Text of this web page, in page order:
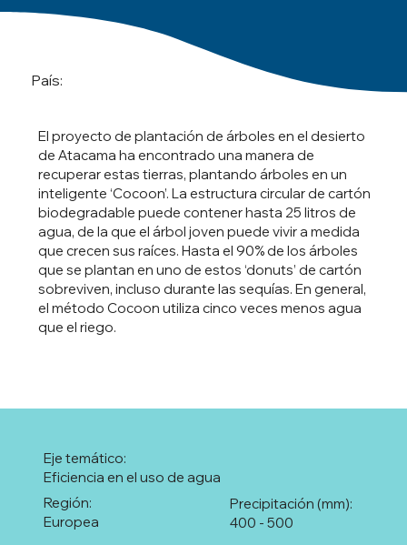
País:
El proyecto de plantación de árboles en el desierto
de Atacama ha encontrado una manera de
recuperar estas tierras, plantando árboles en un
inteligente ‘Cocoon’. La estructura circular de cartón
biodegradable puede contener hasta 25 litros de
agua, de la que el árbol joven puede vivir a medida
que crecen sus raíces. Hasta el 90% de los árboles
que se plantan en uno de estos ‘donuts’ de cartón
sobreviven, incluso durante las sequías. En general,
el método Cocoon utiliza cinco veces menos agua
que el riego.
Eficiencia en el uso de agua
Eje temático:
Europea
Región:
400 - 500
Precipitación (mm):